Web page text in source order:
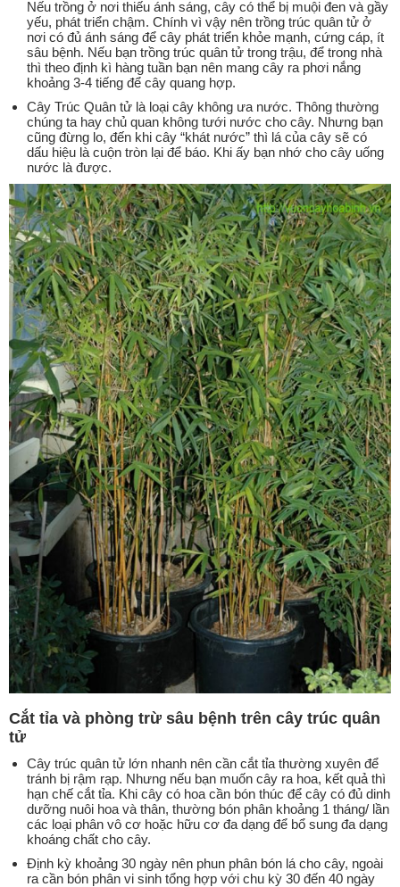
Nếu trồng ở nơi thiếu ánh sáng, cây có thể bị muội đen và gầy
yếu, phát triển chậm. Chính vì vậy nên trồng trúc quân tử ở
nơi có đủ ánh sáng để cây phát triển khỏe mạnh, cứng cáp, ít
sâu bệnh. Nếu bạn trồng trúc quân tử trong trậu, để trong nhà
thì theo định kì hàng tuần bạn nên mang cây ra phơi nắng
khoảng 3-4 tiếng để cây quang hợp.
Cây Trúc Quân tử là loại cây không ưa nước. Thông thường
chúng ta hay chủ quan không tưới nước cho cây. Nhưng bạn
cũng đừng lo, đến khi cây “khát nước” thì lá của cây sẽ có
dấu hiệu là cuộn tròn lại để báo. Khi ấy bạn nhớ cho cây uống
nước là được.
Cắt tỉa và phòng trừ sâu bệnh trên cây trúc quân
tử
Cây trúc quân tử lớn nhanh nên cần cắt tỉa thường xuyên để
tránh bị rậm rạp. Nhưng nếu bạn muốn cây ra hoa, kết quả thì
hạn chế cắt tỉa. Khi cây có hoa cần bón thúc để cây có đủ dinh
dưỡng nuôi hoa và thân, thường bón phân khoảng 1 tháng/ lần
các loại phân vô cơ hoặc hữu cơ đa dạng để bổ sung đa dạng
khoáng chất cho cây.
Định kỳ khoảng 30 ngày nên phun phân bón lá cho cây, ngoài
ra cần bón phân vi sinh tổng hợp với chu kỳ 30 đến 40 ngày